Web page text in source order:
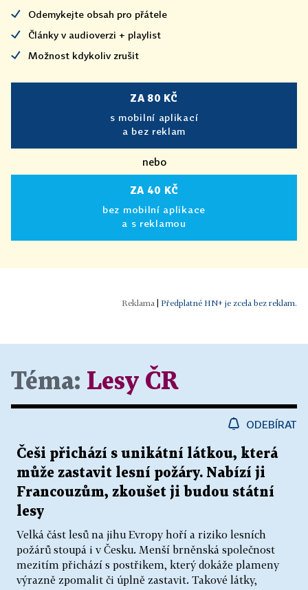
Odemykejte obsah pro přátele
Články v audioverzi + playlist
Možnost kdykoliv zrušit
ZA 80 KČ
s mobilní aplikací
a bez reklam
nebo
ZA 40 KČ
bez mobilní aplikace
a s reklamou
| Předplatné HN+ je zcela bez reklam.
Téma: Lesy ČR
ODEBÍRAT
Češi přichází s unikátní látkou, která
může zastavit lesní požáry. Nabízí ji
Francouzům, zkoušet ji budou státní
lesy
Velká část lesů na jihu Evropy hoří a riziko lesních
požárů stoupá i v Česku. Menší brněnská společnost
mezitím přichází s postřikem, který dokáže plameny
výrazně zpomalit či úplně zastavit. Takové látky,